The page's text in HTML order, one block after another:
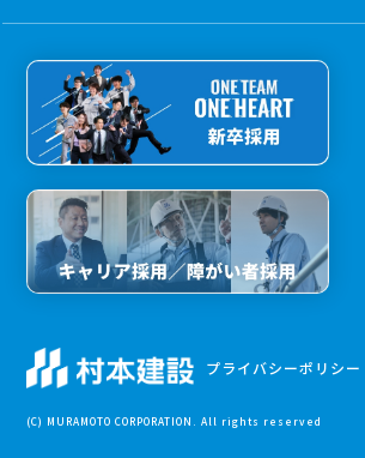
プライバシーポリシー
(C) MURAMOTO CORPORATION. All rights reserved